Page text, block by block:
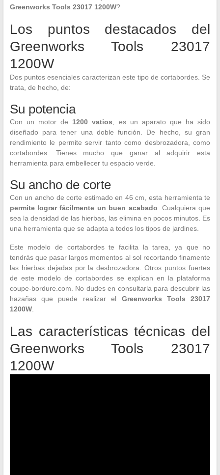
Greenworks Tools 23017 1200W?
Los puntos destacados del
Greenworks Tools 23017
1200W
Dos puntos esenciales caracterizan este tipo de cortabordes. Se
trata, de hecho, de:
Su potencia
Con un motor de 1200 vatios , es un aparato que ha sido
diseñado para tener una doble función. De hecho, su gran
rendimiento le permite servir tanto como desbrozadora, como
cortabordes. Tienes mucho que ganar al adquirir esta
herramienta para embellecer tu espacio verde.
Su ancho de corte
Con un ancho de corte estimado en 46 cm, esta herramienta te
permite lograr fácilmente un buen acabado . Cualquiera que
sea la densidad de las hierbas, las elimina en pocos minutos. Es
una herramienta que se adapta a todos los tipos de jardines.
Este modelo de cortabordes te facilita la tarea, ya que no
tendrás que pasar largos momentos al sol recortando finamente
las hierbas dejadas por la desbrozadora. Otros puntos fuertes
de este modelo de cortabordes se explican en la plataforma
coupe-bordure.com. No dudes en consultarla para descubrir las
hazañas que puede realizar el Greenworks Tools 23017
1200W.
Las características técnicas del
Greenworks Tools 23017
1200W